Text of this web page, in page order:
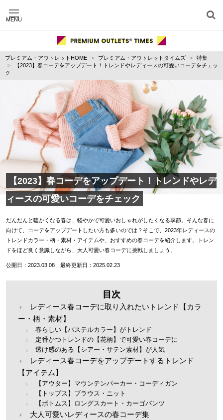
MENU
施設別に記事を探す
運営会社
利用規約
プライバシーポリシー
お問い合わせ
プレミアム・アウトレットHOME プレミアム・アウトレットタイムズ
特集
【2023】春コーデをアップデート！トレンドやレディースの可愛いコーデをチェッ
ク
【2023】春コーデをアップデート！トレンドやレデ
ィースの可愛いコーデをチェック
だんだんと暖かくなる春は、軽やかで可愛いおしゃれがしたくなる季節。そんな春に
向けて、コーデをアップデートしたい方も多いのでは？そこで、2023年レディースの
トレンドカラー・柄・素材・アイテムや、おすすめの春コーデを紹介します。トレン
ドをほど良く意識しながら、大人可愛い春コーデに挑戦しましょう。
公開日：2023.03.08 最終更新日：2025.02.23
目次
レディース春コーデに取り入れたいトレンド【カラ
ー・柄・素材】
春らしい【パステルカラー】がトレンド
定番かつトレンドの【花柄】で可愛い春コーデに
透け感のある【シアー・サテン素材】が人気
レディース春コーデをアップデートするトレンド
【アイテム】
【アウター】マウンテンパーカー・コーディガン
【トップス】ブラウス・ニット
【ボトムス】ロングスカート・カーゴパンツ
大人可愛いレディースの春コーデ集